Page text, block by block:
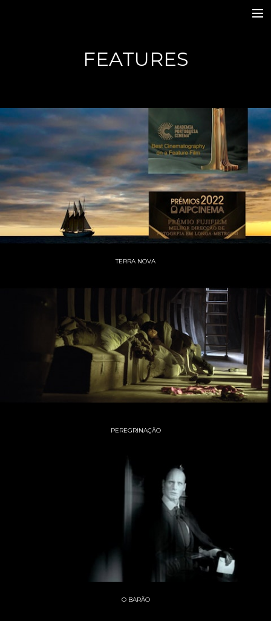
Commercials
Contacts
IMDb
Photo Expo
FEATURES
TERRA NOVA
PEREGRINAÇÃO
O BARÃO